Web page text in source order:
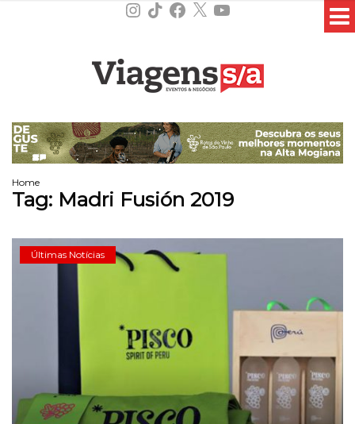
Instagram
TikTokFacebook
X YouTube
Home
Tag: Madri Fusión 2019
Últimas Notícias